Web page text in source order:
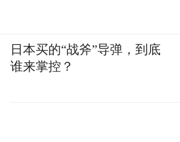
日本买的“战斧”导弹，到底
谁来掌控？